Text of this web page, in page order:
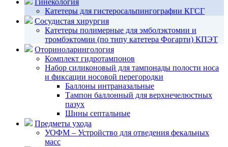
Гинекология
Катетеры для гистеросальпингографии КГСГ
Сосудистая хирургия
Катетеры полимерные для эмболэктомии и
тромбэктомии (по типу катетера Фогарти) КПЭТ
Оториноларингология
Комплект гидротампонов
Набор силиконовый для тампонады полости носа
и фиксации носовой перегородки
Баллоны интраназальные
Тампон баллонный для верхнечелюстных
пазух
Шины септальные
Предметы ухода
УОФМ – Устройство для отведения фекальных
масс